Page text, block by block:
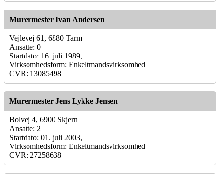
Murermester Ivan Andersen
Vejlevej 61, 6880 Tarm
Ansatte: 0
Startdato: 16. juli 1989,
Virksomhedsform: Enkeltmandsvirksomhed
CVR: 13085498
Murermester Jens Lykke Jensen
Bolvej 4, 6900 Skjern
Ansatte: 2
Startdato: 01. juli 2003,
Virksomhedsform: Enkeltmandsvirksomhed
CVR: 27258638